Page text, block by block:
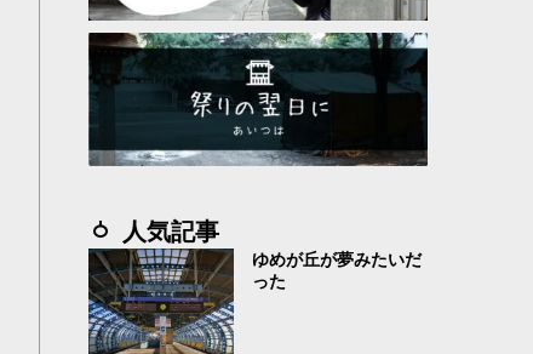
人気記事
ゆめが丘が夢みたいだ
った